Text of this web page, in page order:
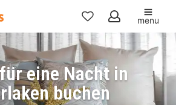
Meine
Favoriten
menu
eine Nacht in
buchen